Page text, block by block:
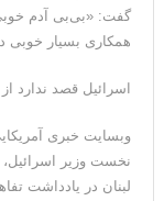
گفت: «بی‌بی آدم
همکاری بسیار خوبی
اسرائیل قصد ندارد
وبسایت خبری
نخست وزیر
لبنان در یادداشت